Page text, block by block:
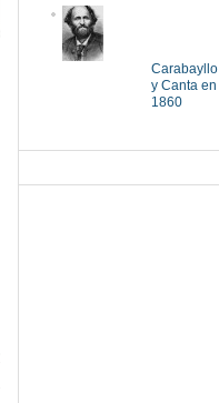
Carabayllo
y Canta en
1860